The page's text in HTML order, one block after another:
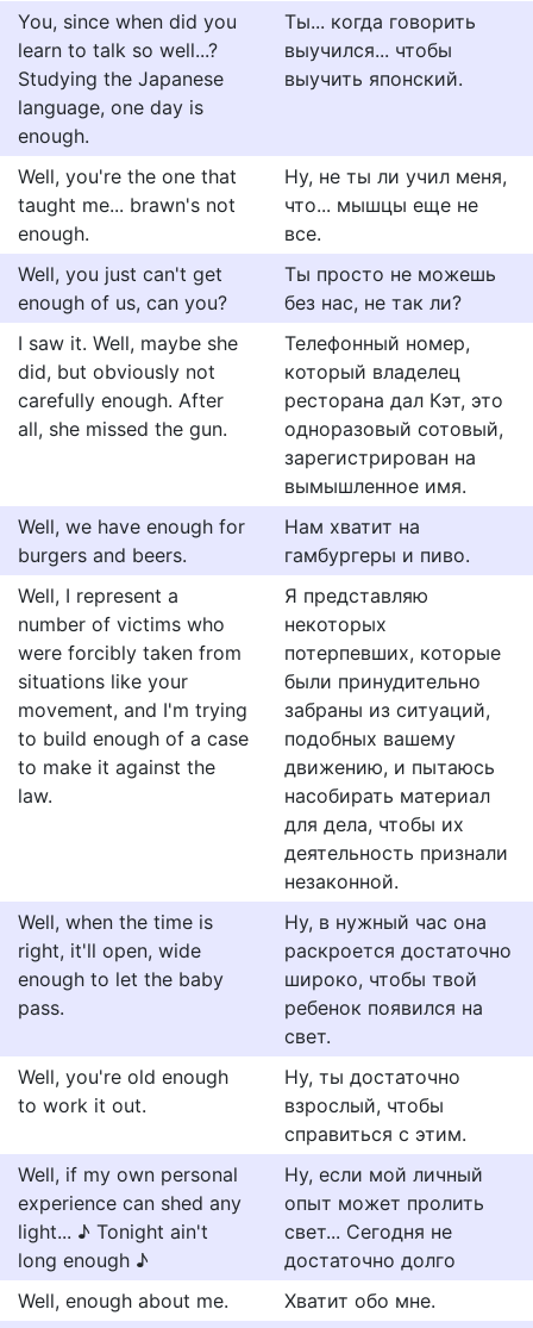
You, since when did you
learn to talk so well...?
Studying the Japanese
language, one day is
enough.
Ты... когда говорить
выучился... чтобы
выучить японский.
Well, you're the one that
taught me... brawn's not
enough.
Ну, не ты ли учил меня,
что... мышцы еще не
все.
Well, you just can't get
enough of us, can you?
Ты просто не можешь
без нас, не так ли?
I saw it. Well, maybe she
did, but obviously not
carefully enough. After
all, she missed the gun.
Телефонный номер,
который владелец
ресторана дал Кэт, это
одноразовый сотовый,
зарегистрирован на
вымышленное имя.
Well, we have enough for
burgers and beers.
Нам хватит на
гамбургеры и пиво.
Well, I represent a
number of victims who
were forcibly taken from
situations like your
movement, and I'm trying
to build enough of a case
to make it against the
law.
Я представляю
некоторых
потерпевших, которые
были принудительно
забраны из ситуаций,
подобных вашему
движению, и пытаюсь
насобирать материал
для дела, чтобы их
деятельность признали
незаконной.
Well, when the time is
right, it'll open, wide
enough to let the baby
pass.
Ну, в нужный час она
раскроется достаточно
широко, чтобы твой
ребенок появился на
свет.
Well, you're old enough
to work it out.
Ну, ты достаточно
взрослый, чтобы
справиться с этим.
Well, if my own personal
experience can shed any
light... ♪ Tonight ain't
long enough ♪
Ну, если мой личный
опыт может пролить
свет... Сегодня не
достаточно долго
Well, enough about me.
Хватит обо мне.